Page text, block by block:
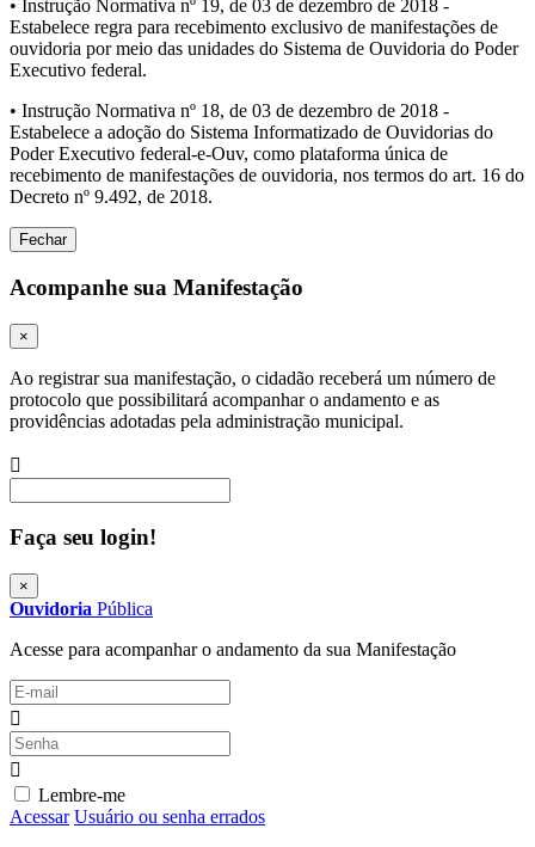
• Instrução Normativa nº 19, de 03 de dezembro de 2018 -
Estabelece regra para recebimento exclusivo de manifestações de
ouvidoria por meio das unidades do Sistema de Ouvidoria do Poder
Executivo federal.
• Instrução Normativa nº 18, de 03 de dezembro de 2018 -
Estabelece a adoção do Sistema Informatizado de Ouvidorias do
Poder Executivo federal-e-Ouv, como plataforma única de
recebimento de manifestações de ouvidoria, nos termos do art. 16 do
Decreto nº 9.492, de 2018.
Fechar
Acompanhe sua Manifestação
×
Ao registrar sua manifestação, o cidadão receberá um número de
protocolo que possibilitará acompanhar o andamento e as
providências adotadas pela administração municipal.
Faça seu login!
×
Ouvidoria Pública
Acesse para acompanhar o andamento da sua Manifestação
Lembre-me
Acessar Usuário ou senha errados